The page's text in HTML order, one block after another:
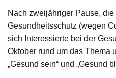
Nach zweijähriger Pause,
Gesundheitsschutz (wegen
sich Interessierte bei der
Oktober rund um das Thema
„Gesund sein“ und „Gesund